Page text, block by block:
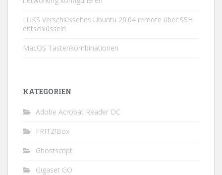
LUKS Verschlüsseltes Ubuntu 20.04 remote über SSH
entschlüsseln
MacOS Tastenkombinationen
KATEGORIEN
Adobe Acrobat Reader DC
FRITZ!Box
Ghostscript
Gigaset GO